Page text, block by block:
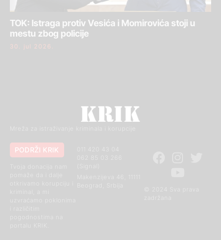
TOK: Istraga protiv Vesića i Momirovića stoji u
mestu zbog policije
30. jul 2026.
Mreža za istraživanje kriminala i korupcije
© 2024 Sva prava
011 420 43 04
Makenzijeva 46, 11111
PODRŽI KRIK
otkrivamo korupciju i
kriminal, a mi
uzvraćamo poklonima
i različitim
pogodnostima na
portalu KRIK.